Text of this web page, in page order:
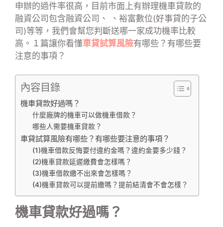
申辦的過件率很高，目前市面上有辦理機車貸款的
融資公司包含融資公司、 、裕富數位(好事貸的子公
司)等等，我們會幫您判斷送哪一家成功機率比較
高。１篇讓你看懂車貸試算風險有哪些？有哪些要
注意的事項？
內容目錄
機車貸款好過嗎？
什麼廠牌的機車可以做機車借款？
哪些人需要機車貸款？
車貸試算風險有哪些？有哪些要注意的事項？
(1)機車借款反悔要付違約金嗎？違約金要多少錢？
(2)機車貸款延遲繳費會怎樣嗎？
(3)機車借款繳不出來會怎樣嗎？
(4)機車貸款可以提前繳嗎？提前結清會不會怎樣？
機車貸款好過嗎？